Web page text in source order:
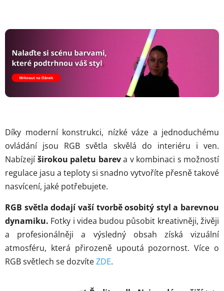
Díky moderní konstrukci, nízké váze a jednoduchému
ovládání jsou RGB světla skvělá do interiéru i ven.
Nabízejíširokou paletu bareva v kombinaci s možností
regulace jasu a teploty si snadno vytvoříte přesně takové
nasvícení, jaké potřebujete.
RGB světla dodají vaší tvorbě osobitý styl a barevnou
dynamiku. Fotky i videa budou působit kreativněji, živěji
a profesionálněji a výsledný obsah získá vizuální
atmosféru, která přirozeně upoutá pozornost. Více o
RGB světlech se dozvíteZDE.